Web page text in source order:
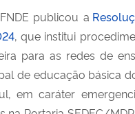
publicou a
, que institui
para as redes de
de educação básica
em caráter